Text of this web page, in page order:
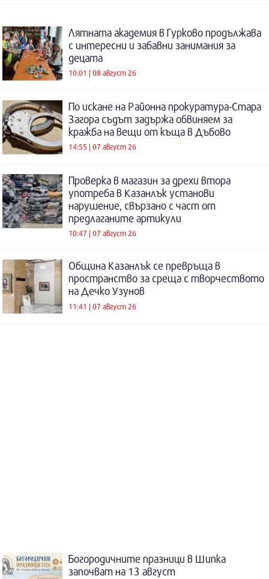
Лятната академия в Гурково продължава
с интересни и забавни занимания за
децата
10:01 | 08 август 26
По искане на Районна прокуратура-Стара
Загора съдът задържа обвиняем за
кражба на вещи от къща в Дъбово
14:55 | 07 август 26
Проверка в магазин за дрехи втора
употреба в Казанлък установи
нарушение, свързано с част от
предлаганите артикули
10:47 | 07 август 26
Община Казанлък се превръща в
пространство за среща с творчеството
на Дечко Узунов
11:41 | 07 август 26
Богородичните празници в Шипка
започват на 13 август